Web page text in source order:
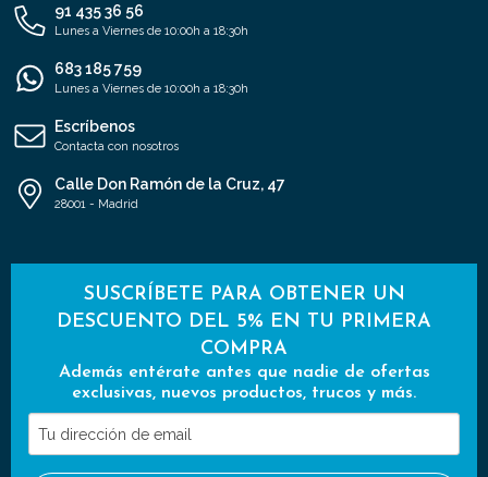
91 435 36 56
Lunes a Viernes de 10:00h a 18:30h
683 185 759
Lunes a Viernes de 10:00h a 18:30h
Escríbenos
Contacta con nosotros
Calle Don Ramón de la Cruz, 47
28001 - Madrid
SUSCRÍBETE PARA OBTENER UN
DESCUENTO DEL 5% EN TU PRIMERA
COMPRA
Además entérate antes que nadie de ofertas
exclusivas, nuevos productos, trucos y más.
Tu
dirección